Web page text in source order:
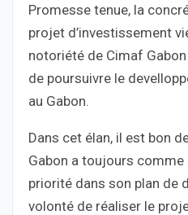
Promesse tenue, la
projet d’investissement
notoriété de Cimaf
de poursuivre le
au Gabon.
Dans cet élan, il est bon
Gabon a toujours
priorité dans son plan de
volonté de réaliser le